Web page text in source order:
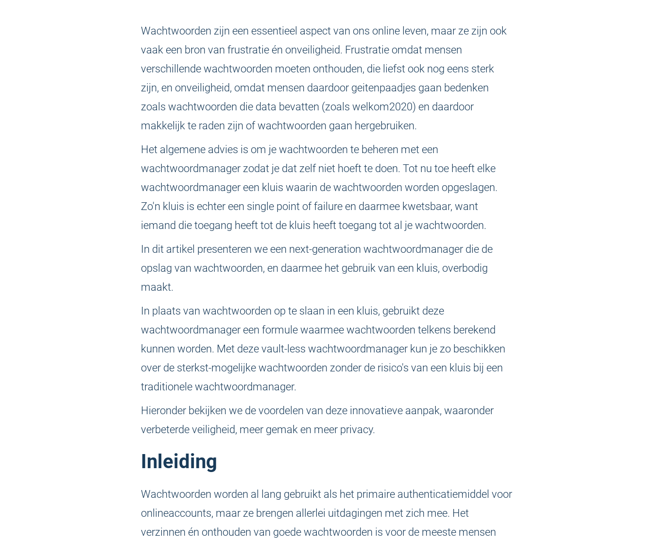
Wachtwoorden zijn een essentieel aspect van ons online leven, maar ze zijn ook
vaak een bron van frustratie én onveiligheid. Frustratie omdat mensen
verschillende wachtwoorden moeten onthouden, die liefst ook nog eens sterk
zijn, en onveiligheid, omdat mensen daardoor geitenpaadjes gaan bedenken
zoals wachtwoorden die data bevatten (zoals welkom2020) en daardoor
makkelijk te raden zijn of wachtwoorden gaan hergebruiken.
Het algemene advies is om je wachtwoorden te beheren met een
wachtwoordmanager zodat je dat zelf niet hoeft te doen. Tot nu toe heeft elke
wachtwoordmanager een kluis waarin de wachtwoorden worden opgeslagen.
Zo'n kluis is echter een single point of failure en daarmee kwetsbaar, want
iemand die toegang heeft tot de kluis heeft toegang tot al je wachtwoorden.
In dit artikel presenteren we een next-generation wachtwoordmanager die de
opslag van wachtwoorden, en daarmee het gebruik van een kluis, overbodig
maakt.
In plaats van wachtwoorden op te slaan in een kluis, gebruikt deze
wachtwoordmanager een formule waarmee wachtwoorden telkens berekend
kunnen worden. Met deze vault-less wachtwoordmanager kun je zo beschikken
over de sterkst-mogelijke wachtwoorden zonder de risico's van een kluis bij een
traditionele wachtwoordmanager.
Hieronder bekijken we de voordelen van deze innovatieve aanpak, waaronder
verbeterde veiligheid, meer gemak en meer privacy.
Inleiding
Wachtwoorden worden al lang gebruikt als het primaire authenticatiemiddel voor
onlineaccounts, maar ze brengen allerlei uitdagingen met zich mee. Het
verzinnen én onthouden van goede wachtwoorden is voor de meeste mensen